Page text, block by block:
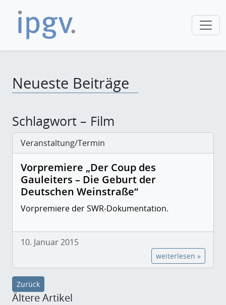
Neueste Beiträge
Schlagwort – Film
Veranstaltung/Termin
Vorpremiere „Der Coup des
Gauleiters – Die Geburt der
Deutschen Weinstraße“
Vorpremiere der SWR-Dokumentation.
10. Januar 2015
weiterlesen »
Zurück
Ältere Artikel